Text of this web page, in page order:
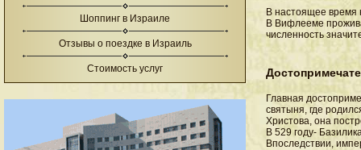
Шоппинг в Израиле
Отзывы о поездке в Израиль
Стоимость услуг
В настоящее время
В Вифлееме
численность
Главная
святыня, где
Христова, она
В 529 году-
Впоследствии,